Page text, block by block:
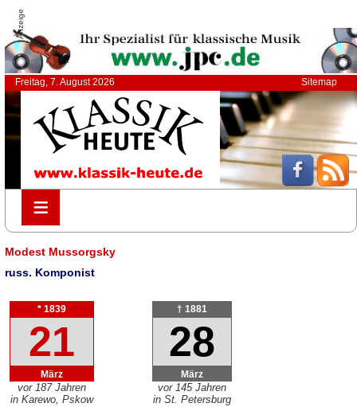
Anzeige
Freitag, 7. August 2026 Sitemap
≡
≡
Modest Mussorgsky
russ. Komponist
* 1839
21
März
vor 187 Jahren
in Karewo, Pskow
† 1881
28
März
vor 145 Jahren
in St. Petersburg